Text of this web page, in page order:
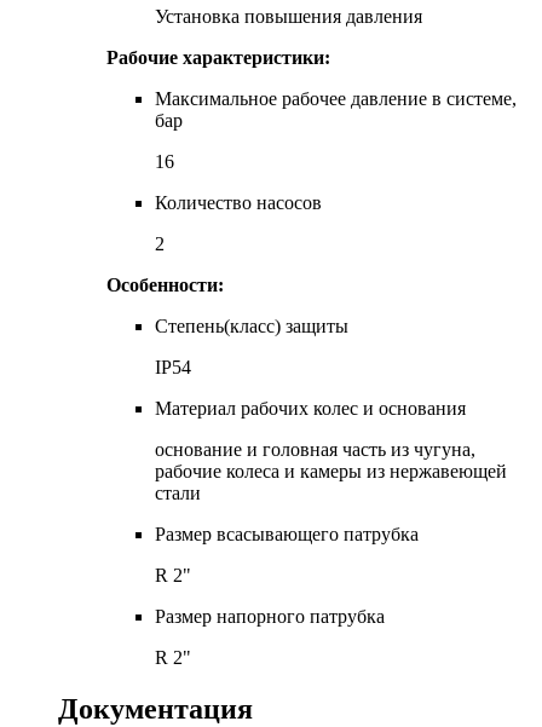
Установка повышения давления
Рабочие характеристики:
Максимальное рабочее давление в системе,
бар
16
Количество насосов
2
Особенности:
Степень(класс) защиты
IP54
Материал рабочих колес и основания
основание и головная часть из чугуна,
рабочие колеса и камеры из нержавеющей
стали
Размер всасывающего патрубка
R 2"
Размер напорного патрубка
R 2"
Документация